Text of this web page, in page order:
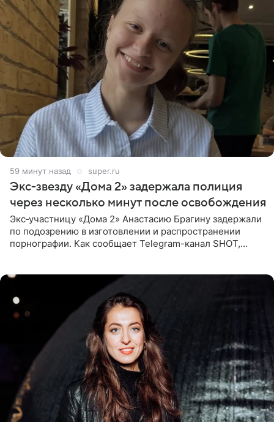
59 минут назад super.ru
Экс‑звезду «Дома 2» задержала полиция
через несколько минут после освобождения
Экс‑участницу «Дома 2» Анастасию Брагину задержали
по подозрению в изготовлении и распространении
порнографии. Как сообщает Telegram-канал SHOT,